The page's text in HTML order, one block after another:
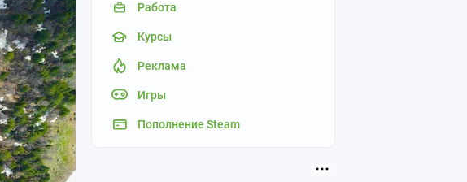
Работа
Курсы
Реклама
Игры
Пополнение Steam